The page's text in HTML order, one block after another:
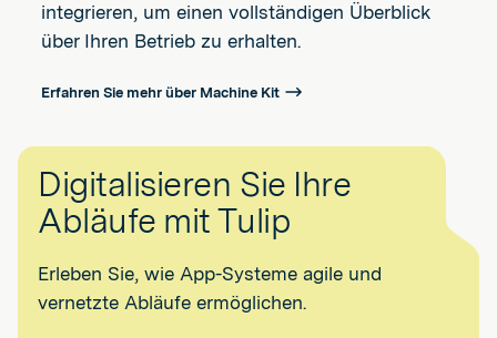
integrieren, um einen vollständigen Überblick
über Ihren Betrieb zu erhalten.
Erfahren Sie mehr über Machine Kit
Digitalisieren Sie Ihre
Abläufe mit Tulip
Erleben Sie, wie App-Systeme agile und
vernetzte Abläufe ermöglichen.